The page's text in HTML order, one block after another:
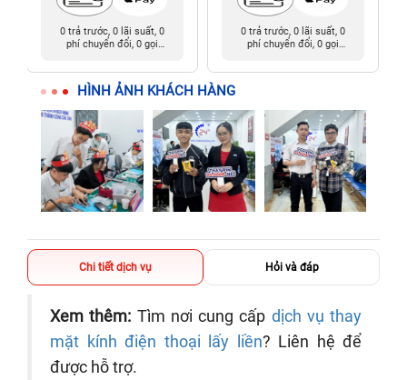
0 trả trước, 0 lãi suất, 0
phí chuyển đổi, 0 gọi
0 trả trước, 0 lãi suất, 0
phí chuyển đổi, 0 gọi
HÌNH ẢNH KHÁCH HÀNG
Chi tiết dịch vụ Hỏi và đáp
Xem thêm: Tìm nơi cung cấp dịch vụ thay
mặt kính điện thoại lấy liền? Liên hệ để
được hỗ trợ.